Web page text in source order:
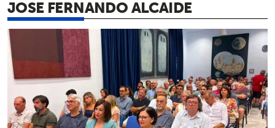
JOSE FERNANDO ALCAIDE